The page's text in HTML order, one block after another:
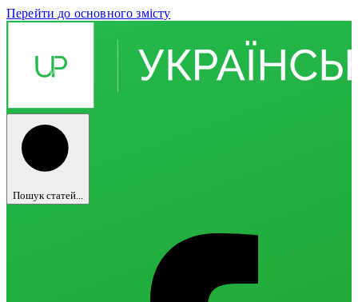
Перейти до основного змісту
Пошук статей...